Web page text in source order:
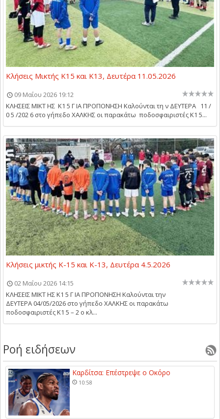
Κλήσεις Μικτής Κ15 και Κ13, Δευτέρα 11.05.2026
09 Μαΐου 2026 19:12
ΚΛΗΣΕΙΣ ΜΙΚΤ ΗΣ Κ1 5 Γ ΙΑ ΠΡΟΠΟΝΗΣΗ Καλούνται τη ν ΔΕΥΤΕΡΑ 11 /
0 5 /202 6 στο γήπεδο ΧΑΛΚΗΣ οι παρακάτω ποδοσφαιριστές Κ1 5...
Κλήσεις μικτής Κ-15 και Κ-13, Δευτέρα 4.5.2026
02 Μαΐου 2026 14:15
ΚΛΗΣΕΙΣ ΜΙΚΤ ΗΣ Κ1 5 Γ ΙΑ ΠΡΟΠΟΝΗΣΗ Kαλούνται την
ΔΕΥΤΕΡΑ 04/05/2026 στο γήπεδο ΧΑΛΚΗΣ οι παρακάτω
ποδοσφαιριστές Κ1 5 – 2 ο κλ...
Ροή ειδήσεων
Καρδίτσα: Επέστρεψε ο Οκόρο
10:58